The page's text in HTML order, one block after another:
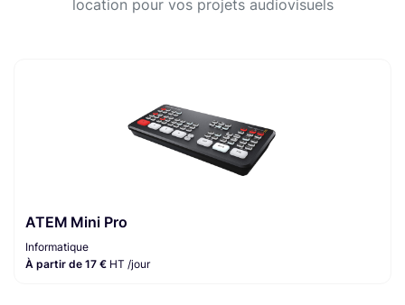
location pour vos projets audiovisuels
ATEM Mini Pro
Informatique
À partir de 17 € HT /jour